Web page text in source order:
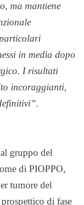
ma mantiene
in media dopo
I risultati
incoraggianti,
gruppo del
di PIOPPO,
tumore del
di fase